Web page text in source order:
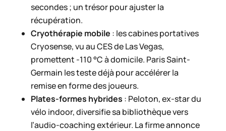
secondes ; un trésor pour ajuster la
récupération.
Cryothérapie mobile : les cabines portatives
Cryosense, vu au CES de Las Vegas,
promettent -110 °C à domicile. Paris Saint-
Germain les teste déjà pour accélérer la
remise en forme des joueurs.
Plates-formes hybrides : Peloton, ex-star du
vélo indoor, diversifie sa bibliothèque vers
l’audio-coaching extérieur. La firme annonce